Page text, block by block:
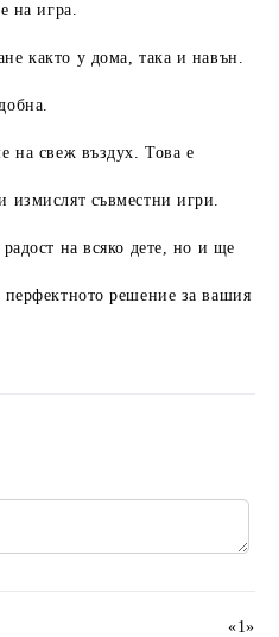
на игра.
както у дома, така и навън.
на свеж въздух. Това е
измислят съвместни игри.
на всяко дете, но и ще
перфектното решение за вашия
«1»